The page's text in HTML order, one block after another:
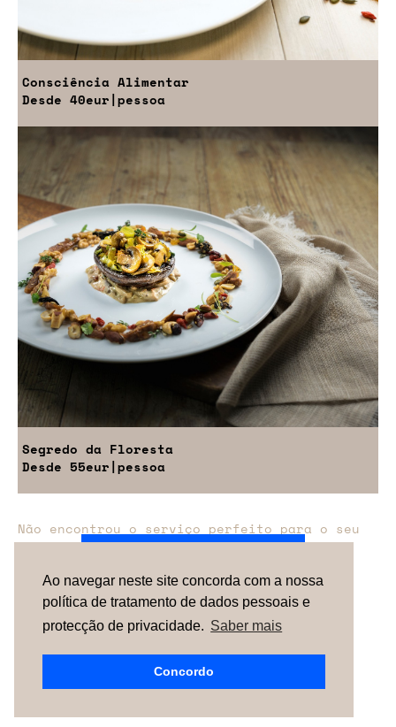
Ao navegar neste site concorda com a nossa
política de tratamento de dados pessoais e
protecção de privacidade. Saber mais
Concordo
Consciência Alimentar
Desde 40eur|pessoa
Segredo da Floresta
Desde 55eur|pessoa
Não encontrou o serviço perfeito para o seu
evento?
Entre em contacto connosco.
TERMOS & CONDIÇÕES SOBRE NÓS
COMO
FUNCIONA
CONTACTOS
NEWSLETTER
ESPAÑA | PORTUGAL| UNITED KINGDOM